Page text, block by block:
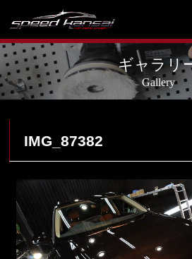
ギャラリ
Gallery
IMG_87382